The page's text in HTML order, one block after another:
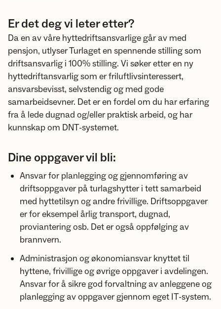
Er det deg vi leter etter?
Da en av våre hyttedriftsansvarlige går av med
pensjon, utlyser Turlaget en spennende stilling som
driftsansvarlig i 100% stilling. Vi søker etter en ny
hyttedriftansvarlig som er friluftlivsinteressert,
ansvarsbevisst, selvstendig og med gode
samarbeidsevner. Det er en fordel om du har erfaring
fra å lede dugnad og/eller praktisk arbeid, og har
kunnskap om DNT-systemet.
Dine oppgaver vil bli:
Ansvar for planlegging og gjennomføring av
driftsoppgaver på turlagshytter i tett samarbeid
med hyttetilsyn og andre frivillige. Driftsoppgaver
er for eksempel årlig transport, dugnad,
proviantering osb. Det er også oppfølging av
brannvern.
Administrasjon og økonomiansvar knyttet til
hyttene, frivillige og øvrige oppgaver i avdelingen.
Ansvar for å sikre god forvaltning av anleggene og
planlegging av oppgaver gjennom eget IT-system.